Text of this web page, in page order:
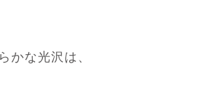
かな光沢は、